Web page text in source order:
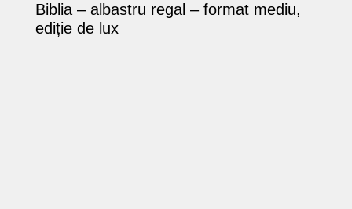
Biblia – albastru regal – format mediu,
ediție de lux